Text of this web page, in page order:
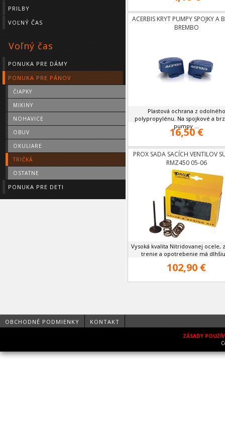
PRILBY
VOĽNÝ ČAS
Voľný čas
PONUKA PRE DÁMY
PONUKA PRE PÁNOV
ČIAPKY
MIKINY
NOHAVICE
OBUV
OKULIARE
TRIČKÁ
OSTATNE
PONUKA PRE DETI
ACERBIS KRYT PUMPY SPOJKY A
BREMBO
Plastová ochrana z odolného
polypropylénu. Na spojkové a
pumpy ...
16,50 €
PROX SADA SACÍCH VENTILOV
RMZ450 05-06
Vysoká kvalita Nitridovanej ocele,
trenie a opotrebenie má
102,90 €
OBCHODNÉ PODMIENKY KONTAKT
ZÁSADY